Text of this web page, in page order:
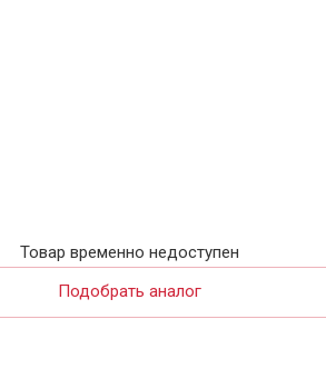
Товар временно недоступен
Подобрать аналог